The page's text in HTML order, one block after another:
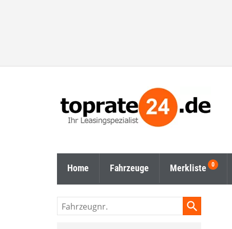
Home Fahrzeuge Merkliste
Fahrzeugnr.